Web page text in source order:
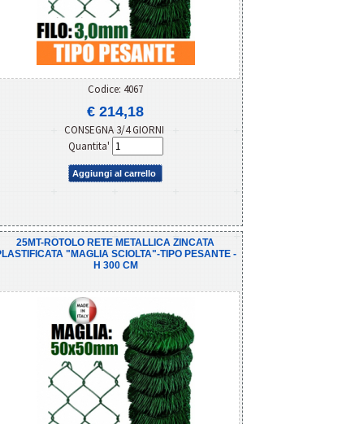
Codice: 4067
€ 214,18
CONSEGNA 3/4 GIORNI
Quantita'
Aggiungi al carrello
25MT-ROTOLO RETE METALLICA ZINCATA
"MAGLIA SCIOLTA"-TIPO PESANTE -
H 300 CM